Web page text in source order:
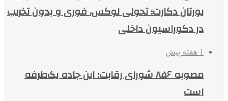
یورتان دکارت؛ تحولی لوکس، فوری و بدون تخریب
در دکوراسیون داخلی
1 هفته پیش
مصوبه ۸۵۶ شورای رقابت؛ این جاده یک‌طرفه
است